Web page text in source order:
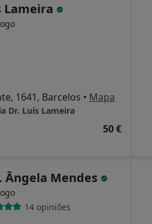
Lameira
1641, Barcelos • Mapa
Dr. Luís Lameira
50 €
Ângela Mendes
14 opiniões